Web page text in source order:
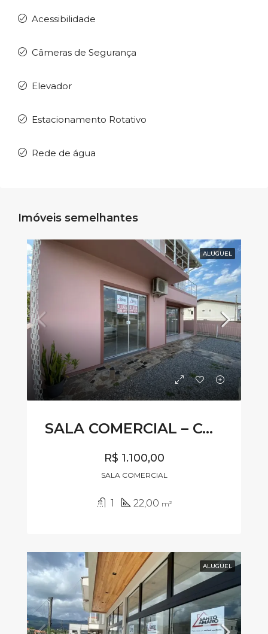
Acessibilidade
Câmeras de Segurança
Elevador
Estacionamento Rotativo
Rede de água
Imóveis semelhantes
ALUGUEL
SALA COMERCIAL – CÓDIGO SL550
R$ 1.100,00
SALA COMERCIAL
1 22,00 m²
ALUGUEL